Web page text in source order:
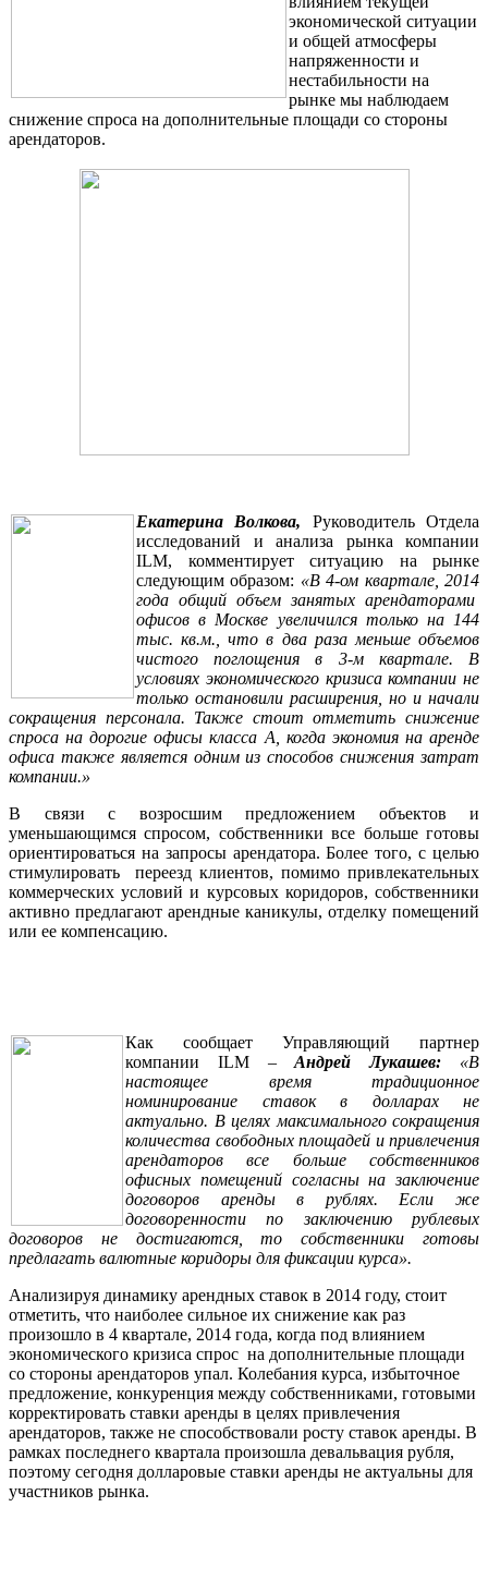
экономической ситуации
и общей атмосферы
напряженности и
нестабильности на
рынке мы наблюдаем
снижение спроса на дополнительные площади со стороны
арендаторов.
Екатерина Волкова,
Руководитель Отдела
исследований и анализа рынка компании
ILM, комментирует ситуацию на рынке
следующим образом: «В 4-ом квартале, 2014
года общий объем занятых арендаторами
офисов в Москве увеличился только на 144
тыс. кв.м., что в два раза меньше объемов
чистого поглощения в 3-м квартале. В
условиях экономического кризиса компании не
только остановили расширения, но и начали
сокращения персонала. Также стоит отметить снижение
спроса на дорогие офисы класса А, когда экономия на аренде
офиса также является одним из способов снижения затрат
компании.»
В связи с возросшим предложением объектов и
уменьшающимся спросом, собственники все больше готовы
ориентироваться на запросы арендатора.Более того, с целью
стимулировать переезд клиентов, помимо привлекательных
коммерческих условий и курсовых коридоров, собственники
активно предлагают арендные каникулы, отделку помещений
или ее компенсацию.
Как сообщает Управляющий партнер
компании ILM –Андрей Лукашев:
«В
настоящее время традиционное
номинирование ставок в долларах не
актуально. В целях максимального сокращения
количества свободных площадей и привлечения
арендаторов все больше собственников
офисных помещений согласны на заключение
договоров аренды в рублях. Если же
договоренности по заключению рублевых
договоров не достигаются, то собственники готовы
предлагать валютные коридоры для фиксации курса».
Анализируя динамику арендных ставок в 2014 году, стоит
отметить, что наиболее сильное их снижение как раз
произошло в 4 квартале, 2014 года, когда под влиянием
экономического кризиса спрос на дополнительные площади
со стороны арендаторов упал. Колебания курса, избыточное
предложение, конкуренция между собственниками, готовыми
корректировать ставки аренды в целях привлечения
арендаторов, также не способствовали росту ставок аренды. В
рамках последнего квартала произошла девальвация рубля,
поэтому сегодня долларовые ставки аренды не актуальны для
участников рынка.